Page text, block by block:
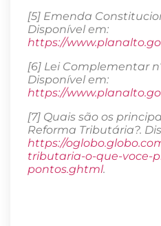
[5] Emenda
Disponível em:
https://
[6] Lei Complementar
Disponível em:
https://
[7] Quais são os
Reforma Tributária?.
https://
tributaria-o-que-voce-
pontos.ghtml.